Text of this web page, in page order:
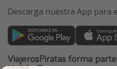
Descarga nuestra App para
ViajerosPiratas forma